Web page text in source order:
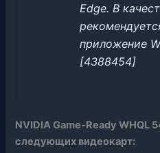
Edge. В
приложение
[4388454]
NVIDIA Game-Ready WHQL
следующих видеокарт: